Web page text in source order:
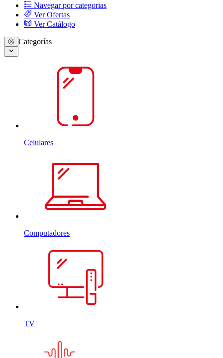
Navegar por categorias
Ver Ofertas
Ver Catálogo
Categorías
Celulares
Computadores
TV